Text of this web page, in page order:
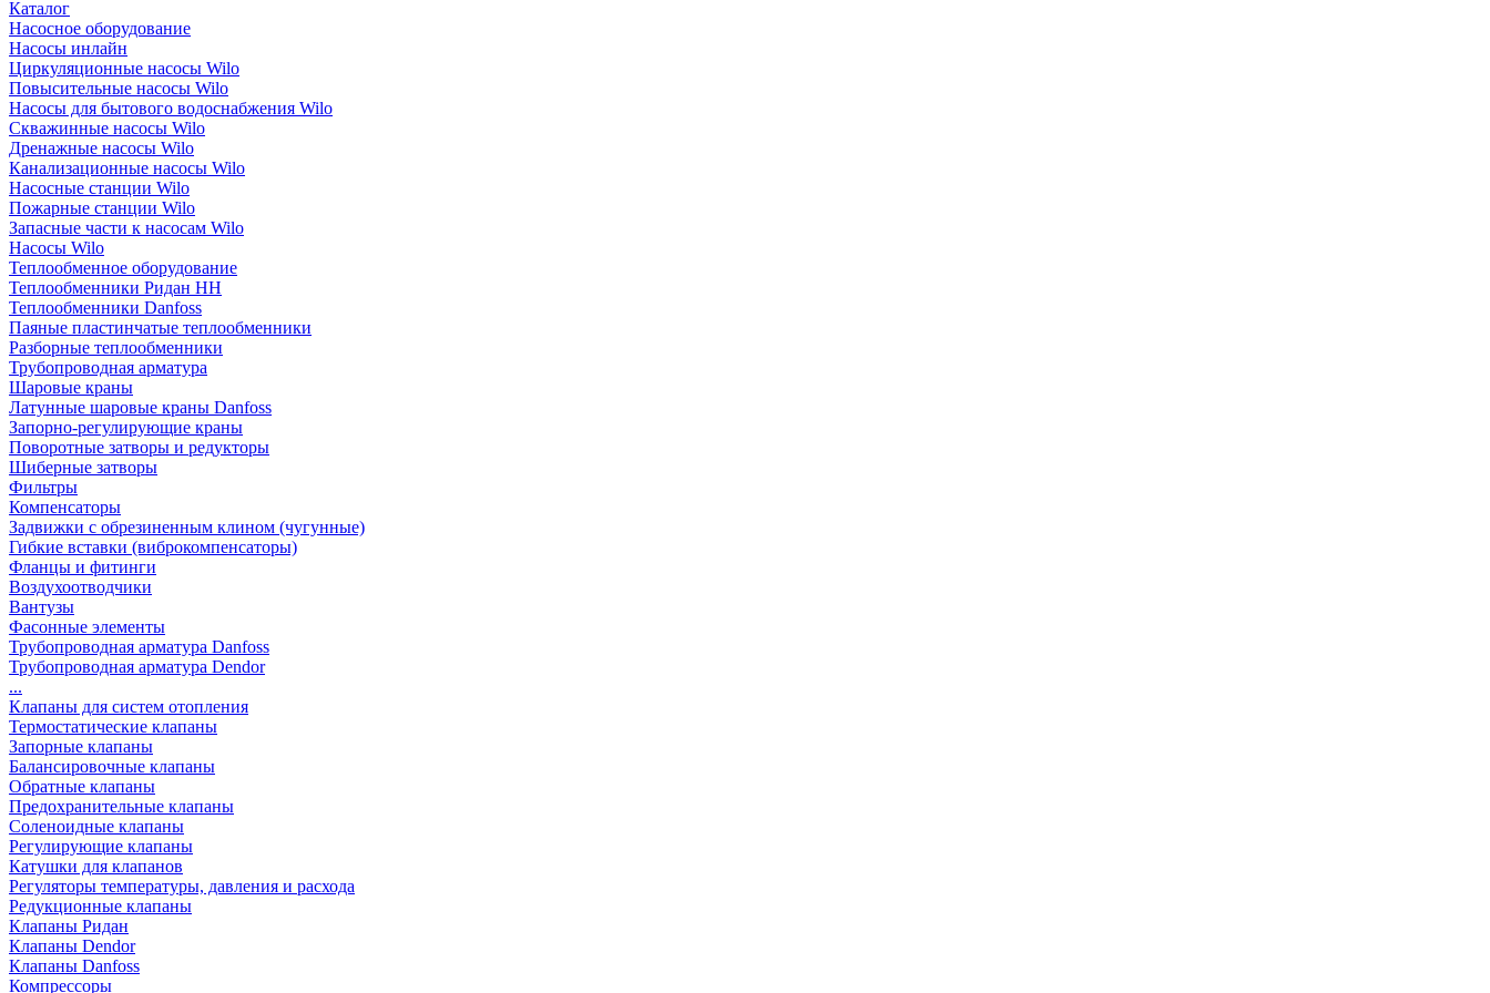
Каталог
Насосное оборудование
Насосы инлайн
Циркуляционные насосы Wilo
Повысительные насосы Wilo
Насосы для бытового водоснабжения Wilo
Скважинные насосы Wilo
Дренажные насосы Wilo
Канализационные насосы Wilo
Насосные станции Wilo
Пожарные станции Wilo
Запасные части к насосам Wilo
Насосы Wilo
Теплообменное оборудование
Теплообменники Ридан НН
Теплообменники Danfoss
Паяные пластинчатые теплообменники
Разборные теплообменники
Трубопроводная арматура
Шаровые краны
Латунные шаровые краны Danfoss
Запорно-регулирующие краны
Поворотные затворы и редукторы
Шиберные затворы
Фильтры
Компенсаторы
Задвижки с обрезиненным клином (чугунные)
Гибкие вставки (виброкомпенсаторы)
Фланцы и фитинги
Воздухоотводчики
Вантузы
Фасонные элементы
Трубопроводная арматура Danfoss
Трубопроводная арматура Dendor
...
Клапаны для систем отопления
Термостатические клапаны
Запорные клапаны
Балансировочные клапаны
Обратные клапаны
Предохранительные клапаны
Соленоидные клапаны
Регулирующие клапаны
Катушки для клапанов
Регуляторы температуры, давления и расхода
Редукционные клапаны
Клапаны Ридан
Клапаны Dendor
Клапаны Danfoss
Компрессоры